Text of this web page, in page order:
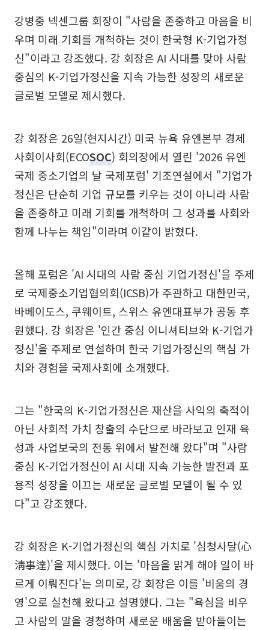
강병중 넥센그룹 회장이 "사람을 존중하고 마음을 비
우며 미래 기회를 개척하는 것이 한국형 K-기업가정
신"이라고 강조했다. 강 회장은 AI 시대를 맞아 사람
중심의 K-기업가정신을 지속 가능한 성장의 새로운
글로벌 모델로 제시했다.
강 회장은 26일(현지시간) 미국 뉴욕 유엔본부 경제
사회이사회(ECOSOC) 회의장에서 열린 '2026 유엔
국제 중소기업의 날 국제포럼' 기조연설에서 "기업가
정신은 단순히 기업 규모를 키우는 것이 아니라 사람
을 존중하고 미래 기회를 개척하며 그 성과를 사회와
함께 나누는 책임"이라며 이같이 밝혔다.
올해 포럼은 'AI 시대의 사람 중심 기업가정신'을 주제
로 국제중소기업협의회(ICSB)가 주관하고 대한민국,
바베이도스, 쿠웨이트, 스위스 유엔대표부가 공동 후
원했다. 강 회장은 '인간 중심 이니셔티브와 K-기업가
정신'을 주제로 연설하며 한국 기업가정신의 핵심 가
치와 경험을 국제사회에 소개했다.
그는 "한국의 K-기업가정신은 재산을 사익의 축적이
아닌 사회적 가치 창출의 수단으로 바라보고 인재 육
성과 사업보국의 전통 위에서 발전해 왔다"며 "사람
중심 K-기업가정신이 AI 시대 지속 가능한 발전과 포
용적 성장을 이끄는 새로운 글로벌 모델이 될 수 있
다"고 강조했다.
강 회장은 K-기업가정신의 핵심 가치로 '심청사달(心
淸事達)'을 제시했다. 이는 '마음을 맑게 해야 일이 바
르게 이뤄진다'는 의미로, 강 회장은 이를 '비움의 경
영'으로 실천해 왔다고 설명했다. 그는 "욕심을 비우
고 사람의 말을 경청하며 새로운 배움을 받아들이는